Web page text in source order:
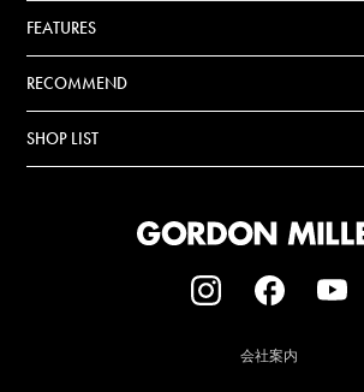
FEATURES
RECOMMEND
SHOP LIST
会社案内